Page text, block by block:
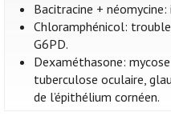
Bacitracine +
Chloramphénicol:
G6PD.
Dexaméthasone:
tuberculose oculaire,
de l’épithélium cornéen.